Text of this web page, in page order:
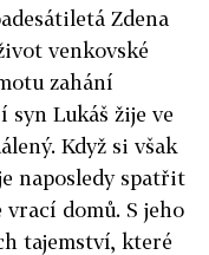
Zdena
venkovské
zahání
syn Lukáš žije ve
Když si však
naposledy spatřit
vrací domů. S jeho
tajemství, které